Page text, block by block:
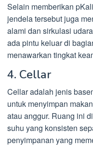
Selain memberikan
jendela tersebut juga
alami dan sirkulasi
ada pintu keluar di
menawarkan tingkat
4. Cellar
Cellar adalah jenis
untuk menyimpan
atau anggur. Ruang ini
suhu yang konsisten
penyimpanan yang